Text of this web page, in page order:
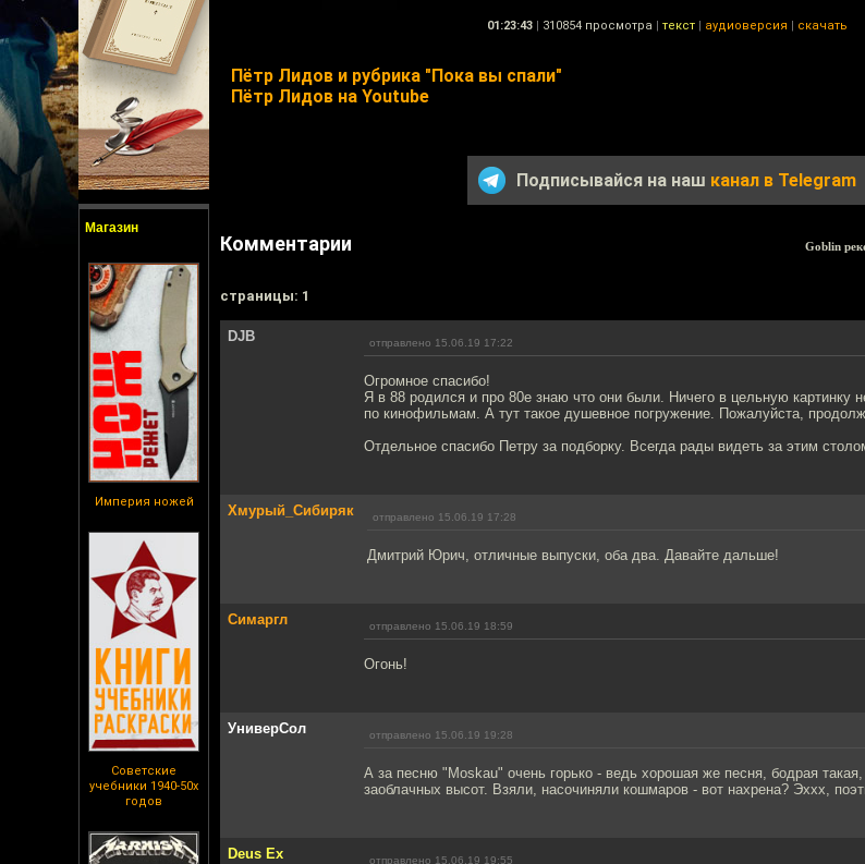
Магазин
Империя ножей
Советские
учебники 1940-50х
годов
01:23:43 | 310854 просмотра | текст | аудиоверсия | скачать
Пётр Лидов и рубрика "Пока вы спали"
Пётр Лидов на Youtube
Подписывайся на наш канал в Telegram
Комментарии Goblin
cтраницы: 1
DJB отправлено 15.06.19 17:22
Огромное спасибо!
Я в 88 родился и про 80е знаю что они были. Ничего в цельную картинку
по кинофильмам. А тут такое душевное погружение. Пожалуйста,
Отдельное спасибо Петру за подборку. Всегда рады видеть за этим
Хмурый_Сибиряк отправлено 15.06.19 17:28
Дмитрий Юрич, отличные выпуски, оба два. Давайте дальше!
Симаргл отправлено 15.06.19 18:59
Огонь!
УниверСол отправлено 15.06.19 19:28
А за песню "Moskau" очень горько - ведь хорошая же песня, бодрая
заоблачных высот. Взяли, насочиняли кошмаров - вот нахрена? Эххх,
Deus Ex отправлено 15.06.19 19:55